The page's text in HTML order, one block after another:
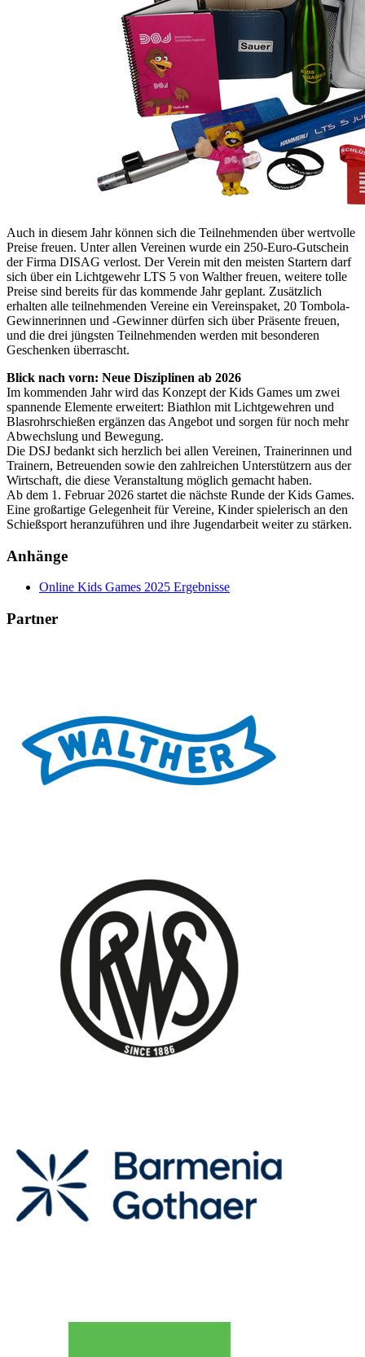
Auch in diesem Jahr können sich die Teilnehmenden über wertvolle
Preise freuen. Unter allen Vereinen wurde ein 250-Euro-Gutschein
der Firma DISAG verlost. Der Verein mit den meisten Startern darf
sich über ein Lichtgewehr LTS 5 von Walther freuen, weitere tolle
Preise sind bereits für das kommende Jahr geplant. Zusätzlich
erhalten alle teilnehmenden Vereine ein Vereinspaket, 20 Tombola-
Gewinnerinnen und -Gewinner dürfen sich über Präsente freuen,
und die drei jüngsten Teilnehmenden werden mit besonderen
Geschenken überrascht.
Blick nach vorn: Neue Disziplinen ab 2026
Im kommenden Jahr wird das Konzept der Kids Games um zwei
spannende Elemente erweitert: Biathlon mit Lichtgewehren und
Blasrohrschießen ergänzen das Angebot und sorgen für noch mehr
Abwechslung und Bewegung.
Die DSJ bedankt sich herzlich bei allen Vereinen, Trainerinnen und
Trainern, Betreuenden sowie den zahlreichen Unterstützern aus der
Wirtschaft, die diese Veranstaltung möglich gemacht haben.
Ab dem 1. Februar 2026 startet die nächste Runde der Kids Games.
Eine großartige Gelegenheit für Vereine, Kinder spielerisch an den
Schießsport heranzuführen und ihre Jugendarbeit weiter zu stärken.
Anhänge
Online Kids Games 2025 Ergebnisse
Partner